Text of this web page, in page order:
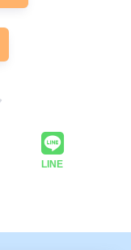
LINE